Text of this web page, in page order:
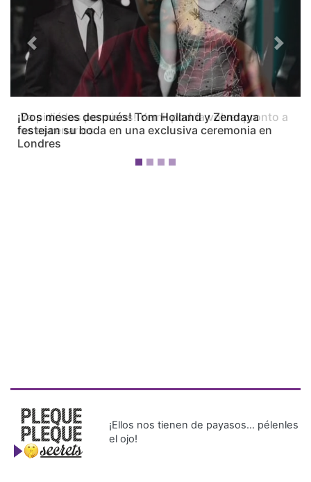
¡Dos meses después! Tom Holland y Zendaya
festejan su boda en una exclusiva ceremonia en
Londres
Previous Next
¡Ellos nos tienen de payasos… pélenles
el ojo!